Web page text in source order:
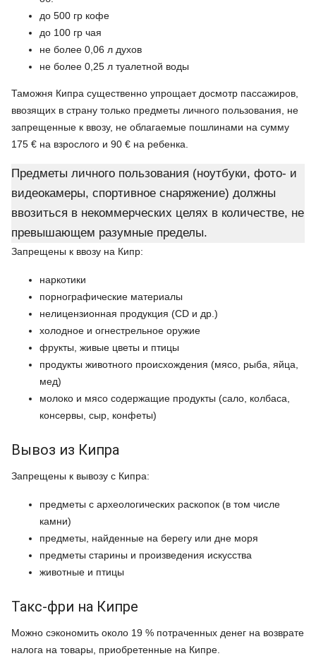
до 500 гр кофе
до 100 гр чая
не более 0,06 л духов
не более 0,25 л туалетной воды
Таможня Кипра существенно упрощает досмотр пассажиров,
ввозящих в страну только предметы личного пользования, не
запрещенные к ввозу, не облагаемые пошлинами на сумму
175 € на взрослого и 90 € на ребенка.
Предметы личного пользования (ноутбуки, фото- и
видеокамеры, спортивное снаряжение) должны
ввозиться в некоммерческих целях в количестве, не
превышающем разумные пределы.
Запрещены к ввозу на Кипр:
наркотики
порнографические материалы
нелицензионная продукция (CD и др.)
холодное и огнестрельное оружие
фрукты, живые цветы и птицы
продукты животного происхождения (мясо, рыба, яйца,
мед)
молоко и мясо содержащие продукты (сало, колбаса,
консервы, сыр, конфеты)
Вывоз из Кипра
Запрещены к вывозу с Кипра:
предметы с археологических раскопок (в том числе
камни)
предметы, найденные на берегу или дне моря
предметы старины и произведения искусства
животные и птицы
Такс-фри на Кипре
Можно сэкономить около 19 % потраченных денег на возврате
налога на товары, приобретенные на Кипре.